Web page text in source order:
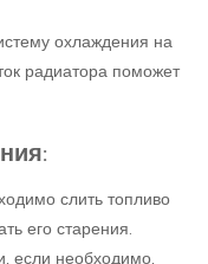
охлаждения на
радиатора поможет
слить топливо
его старения.
если необходимо,